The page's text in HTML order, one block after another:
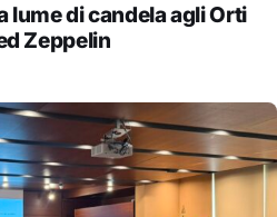
lume di candela agli Orti
Zeppelin